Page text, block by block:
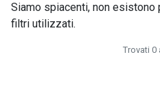
Siamo spiacenti, non
filtri utilizzati.
Trovati 0